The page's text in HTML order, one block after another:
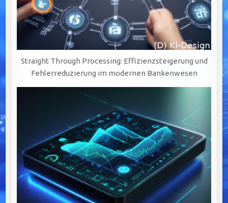
Straight Through Processing: Effizienzsteigerung und
Fehlerreduzierung im modernen Bankenwesen